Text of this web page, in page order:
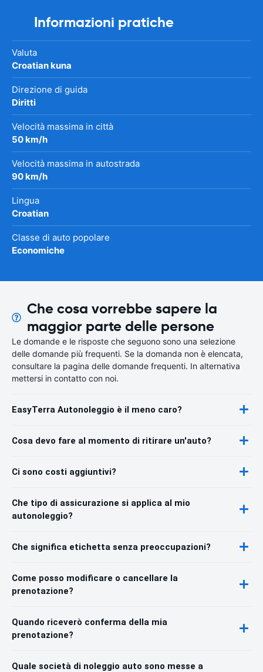
Informazioni pratiche
Valuta
Croatian kuna
Direzione di guida
Diritti
Velocità massima in città
50 km/h
Velocità massima in autostrada
90 km/h
Lingua
Croatian
Classe di auto popolare
Economiche
Che cosa vorrebbe sapere la
maggior parte delle persone
Le domande e le risposte che seguono sono una selezione
delle domande più frequenti. Se la domanda non è elencata,
consultare la pagina delle domande frequenti. In alternativa
mettersi in contatto con noi.
EasyTerra Autonoleggio è il meno caro?
Cosa devo fare al momento di ritirare un'auto?
Ci sono costi aggiuntivi?
Che tipo di assicurazione si applica al mio
autonoleggio?
Che significa etichetta senza preoccupazioni?
Come posso modificare o cancellare la
prenotazione?
Quando riceverò conferma della mia
prenotazione?
Quale società di noleggio auto sono messe a